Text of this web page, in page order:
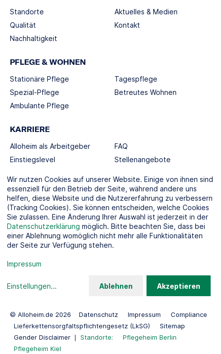
Standorte
Qualität
Nachhaltigkeit
Aktuelles & Medien
Kontakt
PFLEGE & WOHNEN
Stationäre Pflege
Spezial-Pflege
Ambulante Pflege
Tagespflege
Betreutes Wohnen
KARRIERE
Alloheim als Arbeitgeber
Einstiegslevel
FAQ
Stellenangebote
SOCIAL MEDIA
KOOPERATIONSPARTNER
© Alloheim.de 2026 Datenschutz Impressum
Compliance
Lieferkettensorgfaltspflichtengesetz (LkSG)
Sitemap
Gender Disclaimer
Standorte:
Pflegeheim Berlin
Pflegeheim Kiel
Wir nutzen Cookies auf unserer Website. Einige von ihnen sind
essenziell für den Betrieb der Seite, während andere uns
helfen, diese Website und die Nutzererfahrung zu verbessern
(Tracking Cookies). Sie können entscheiden, welche Cookies
Sie zulassen. Eine Änderung Ihrer Auswahl ist jederzeit in der
Datenschutzerklärung möglich. Bitte beachten Sie, dass bei
einer Ablehnung womöglich nicht mehr alle Funktionalitäten
der Seite zur Verfügung stehen.
Impressum
Einstellungen... Ablehnen Akzeptieren